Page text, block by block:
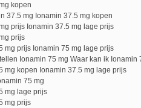
kopen
37.5 mg Ionamin 37.5 mg kopen
prijs Ionamin 37.5 mg lage prijs
prijs
mg prijs Ionamin 75 mg lage prijs
Ionamin 75 mg Waar kan ik Ionamin
mg kopen Ionamin 37.5 mg lage prijs
75 mg
mg lage prijs
mg prijs